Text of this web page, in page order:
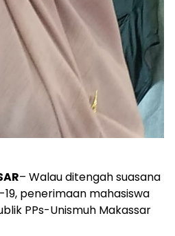
– Walau ditengah suasana
penerimaan mahasiswa
PPs-Unismuh Makassar